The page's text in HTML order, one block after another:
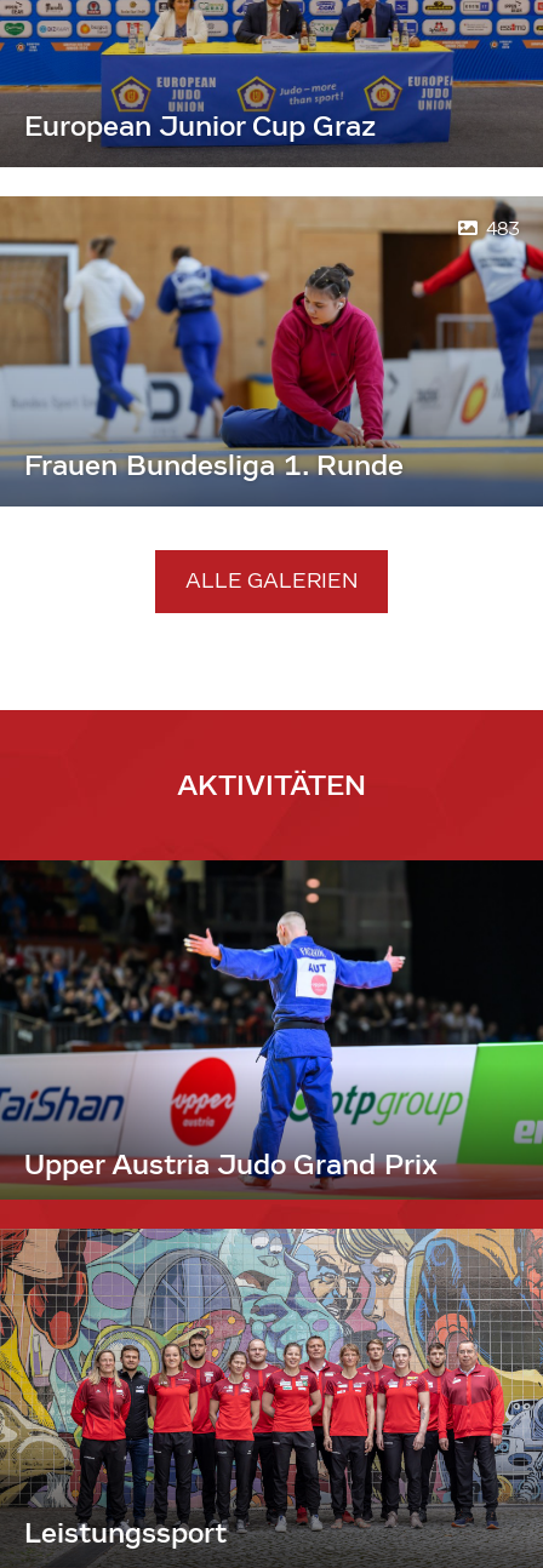
European Junior Cup Graz
483
Frauen Bundesliga 1. Runde
ALLE GALERIEN
AKTIVITÄTEN
Upper Austria Judo Grand Prix
Leistungssport